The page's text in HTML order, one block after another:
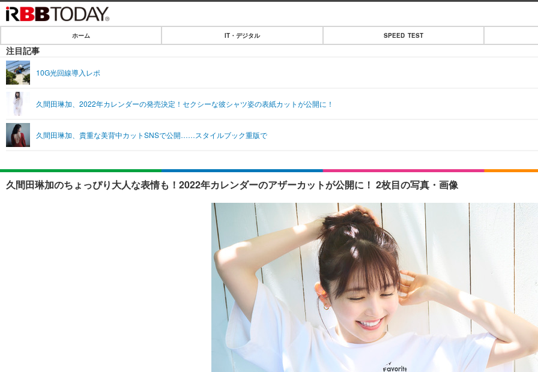
IT・デジタル
ショッピング
SPEED TEST
エンタメ
エンタメTOP
音楽
グラビア
ショッピング
ライフ
ライフTOP
ペット
リリース一覧
ホーム IT・デジタル SPEED TEST
注目記事
10G光回線導入レポ
久間田琳加、2022年カレンダーの発売決定！セクシーな彼シャツ姿の表紙カットが公開に！
久間田琳加、貴重な美背中カットSNSで公開……スタイルブック重版で
久間田琳加のちょっぴり大人な表情も！2022年カレンダーのアザーカットが公開に！ 2枚目の写真・画像